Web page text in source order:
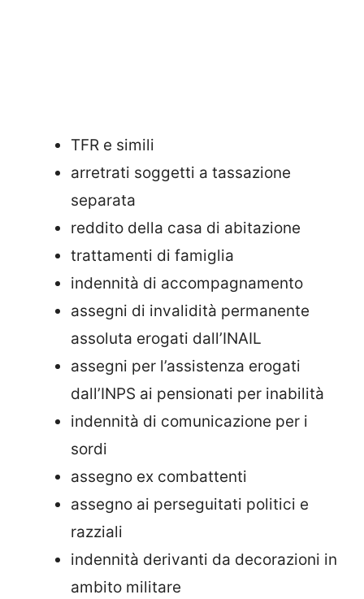
TFR e simili
arretrati soggetti a tassazione
separata
reddito della casa di abitazione
trattamenti di famiglia
indennità di accompagnamento
assegni di invalidità permanente
assoluta erogati dall’INAIL
assegni per l’assistenza erogati
dall’INPS ai pensionati per inabilità
indennità di comunicazione per i
sordi
assegno ex combattenti
assegno ai perseguitati politici e
razziali
indennità derivanti da decorazioni in
ambito militare